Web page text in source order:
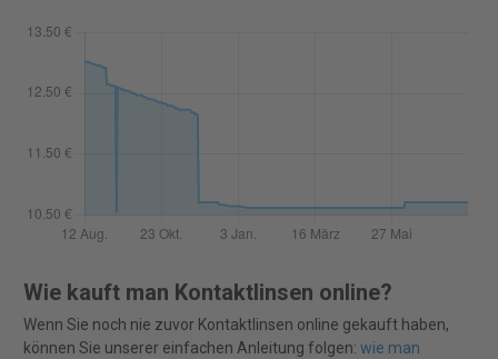
Wie kauft man Kontaktlinsen online?
Wenn Sie noch nie zuvor Kontaktlinsen online gekauft haben,
können Sie unserer einfachen Anleitung folgen: wie man